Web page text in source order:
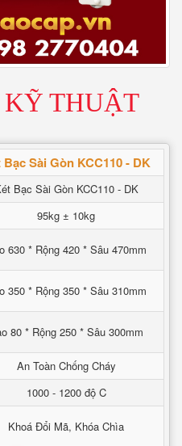
KỸ THUẬT
Bạc Sài Gòn KCC110 - DK
Bạc Sài Gòn KCC110 - DK
95kg ± 10kg
630 * Rộng 420 * Sâu 470mm
350 * Rộng 350 * Sâu 310mm
80 * Rộng 250 * Sâu 300mm
An Toàn Chống Cháy
1000 - 1200 độ C
Khoá Đổi Mã, Khóa Chìa